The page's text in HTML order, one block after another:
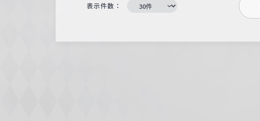
表示件数：